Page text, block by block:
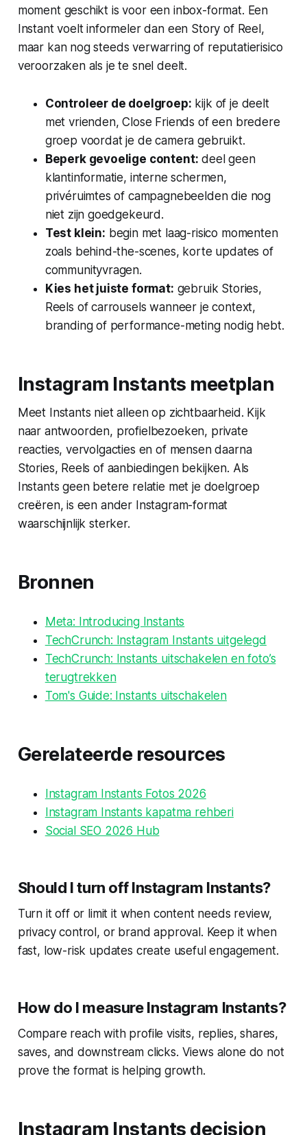
moment geschikt is voor een inbox-format. Een
Instant voelt informeler dan een Story of Reel,
maar kan nog steeds verwarring of reputatierisico
veroorzaken als je te snel deelt.
Controleer de doelgroep: kijk of je deelt
met vrienden, Close Friends of een bredere
groep voordat je de camera gebruikt.
Beperk gevoelige content: deel geen
klantinformatie, interne schermen,
privéruimtes of campagnebeelden die nog
niet zijn goedgekeurd.
Test klein: begin met laag-risico momenten
zoals behind-the-scenes, korte updates of
communityvragen.
Kies het juiste format: gebruik Stories,
Reels of carrousels wanneer je context,
branding of performance-meting nodig hebt.
Instagram Instants meetplan
Meet Instants niet alleen op zichtbaarheid. Kijk
naar antwoorden, profielbezoeken, private
reacties, vervolgacties en of mensen daarna
Stories, Reels of aanbiedingen bekijken. Als
Instants geen betere relatie met je doelgroep
creëren, is een ander Instagram-format
waarschijnlijk sterker.
Bronnen
Meta: Introducing Instants
TechCrunch: Instagram Instants uitgelegd
TechCrunch: Instants uitschakelen en foto’s
terugtrekken
Tom's Guide: Instants uitschakelen
Gerelateerde resources
Instagram Instants Fotos 2026
Instagram Instants kapatma rehberi
Social SEO 2026 Hub
Should I turn off Instagram Instants?
Turn it off or limit it when content needs review,
privacy control, or brand approval. Keep it when
fast, low-risk updates create useful engagement.
How do I measure Instagram Instants?
Compare reach with profile visits, replies, shares,
saves, and downstream clicks. Views alone do not
prove the format is helping growth.
Instagram Instants decision